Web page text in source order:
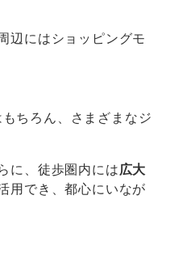
辺にはショッピングモ
ちろん、さまざまなジ
に、徒歩圏内には広大
用でき、都心にいなが